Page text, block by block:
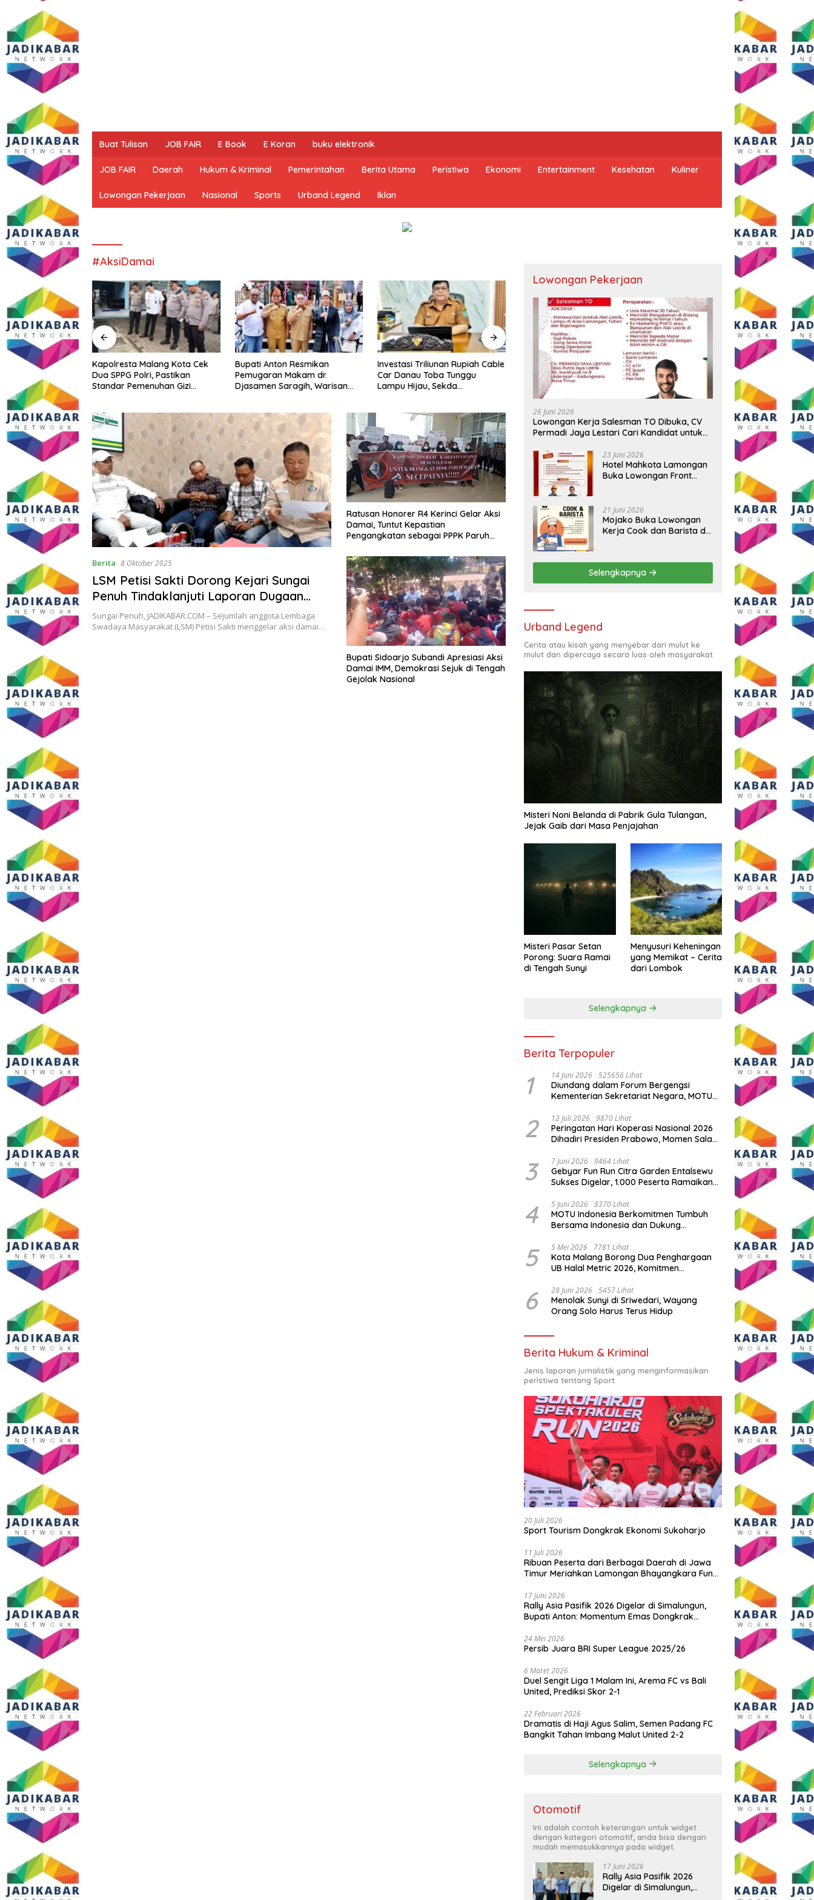
Buat Tulisan JOB FAIR E Book E Koran buku elektronik
JOB FAIR Daerah Hukum & Kriminal Pemerintahan Berita Utama Peristiwa Ekonomi Entertainment Kesehatan Kuliner
Lowongan Pekerjaan Nasional Sports Urband Legend Iklan
#AksiDamai
Kinerja
Triliun dan
Persen
Kapolresta Malang Kota Cek
Dua SPPG Polri, Pastikan
Standar Pemenuhan Gizi
Bupati Anton Resmikan
Pemugaran Makam dr.
Djasamen Saragih, Warisan
Mendatang
Investasi Triliunan Rupiah Cable
Car Danau Toba Tunggu
Lampu Hijau, Sekda
Pinjam Motor Alasan Beli
Makanan, Pemuda di Tajinan
Malang Malah Bawa Kabur
Sabu dan Ganja Ratusan Gram
Disita, Polisi Ringkus Pemuda di
Kepanjen Malang
Berita 8 Oktober 2025
LSM Petisi Sakti Dorong Kejari Sungai
Penuh Tindaklanjuti Laporan Dugaan
Penyimpangan Dana Desa
Sungai Penuh, JADIKABAR.COM – Sejumlah anggota Lembaga
Swadaya Masyarakat (LSM) Petisi Sakti menggelar aksi damai…
Ratusan Honorer R4 Kerinci Gelar Aksi
Damai, Tuntut Kepastian
Pengangkatan sebagai PPPK Paruh
Bupati Sidoarjo Subandi Apresiasi Aksi
Damai IMM, Demokrasi Sejuk di Tengah
Gejolak Nasional
Lowongan Pekerjaan
26 Juni 2026
Lowongan Kerja Salesman TO Dibuka, CV
Permadi Jaya Lestari Cari Kandidat untuk
23 Juni 2026
Hotel Mahkota Lamongan
Buka Lowongan Front
Syaratnya
21 Juni 2026
Mojako Buka Lowongan
Kerja Cook dan Barista di
Selengkapnya
Urband Legend
Cerita atau kisah yang menyebar dari mulut ke
mulut dan dipercaya secara luas oleh masyarakat
Misteri Noni Belanda di Pabrik Gula Tulangan,
Jejak Gaib dari Masa Penjajahan
Misteri Pasar Setan
Porong: Suara Ramai
di Tengah Sunyi
Menyusuri Keheningan
yang Memikat – Cerita
dari Lombok
Selengkapnya
Berita Terpopuler
1 14 Juni 2026 525656 Lihat
Diundang dalam Forum Bergengsi
Kementerian Sekretariat Negara, MOTU
Indonesia
2 12 Juli 2026 9870 Lihat
Peringatan Hari Koperasi Nasional 2026
Dihadiri Presiden Prabowo, Momen Salam
3 7 Juni 2026 9464 Lihat
Gebyar Fun Run Citra Garden Entalsewu
Sukses Digelar, 1.000 Peserta Ramaikan
4 5 Juni 2026 8370 Lihat
MOTU Indonesia Berkomitmen Tumbuh
Bersama Indonesia dan Dukung
5 5 Mei 2026 7781 Lihat
Kota Malang Borong Dua Penghargaan
UB Halal Metric 2026, Komitmen
6 28 Juni 2026 5457 Lihat
Menolak Sunyi di Sriwedari, Wayang
Orang Solo Harus Terus Hidup
Berita Hukum & Kriminal
Jenis laporan jurnalistik yang menginformasikan
peristiwa tentang Sport
20 Juli 2026
Sport Tourism Dongkrak Ekonomi Sukoharjo
11 Juli 2026
Ribuan Peserta dari Berbagai Daerah di Jawa
Timur Meriahkan Lamongan Bhayangkara Fun
17 Juni 2026
Rally Asia Pasifik 2026 Digelar di Simalungun,
Bupati Anton: Momentum Emas Dongkrak
24 Mei 2026
Persib Juara BRI Super League 2025/26
6 Maret 2026
Duel Sengit Liga 1 Malam Ini, Arema FC vs Bali
United, Prediksi Skor 2-1
22 Februari 2026
Dramatis di Haji Agus Salim, Semen Padang FC
Bangkit Tahan Imbang Malut United 2-2
Selengkapnya
Otomotif
Ini adalah contoh keterangan untuk widget
dengan kategori otomotif, anda bisa dengan
mudah memasukkannya pada widget.
17 Juni 2026
Rally Asia Pasifik 2026
Digelar di Simalungun,